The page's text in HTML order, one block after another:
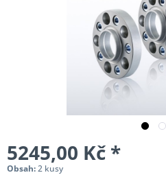
5245,00 Kč *
Obsah:2 kusy